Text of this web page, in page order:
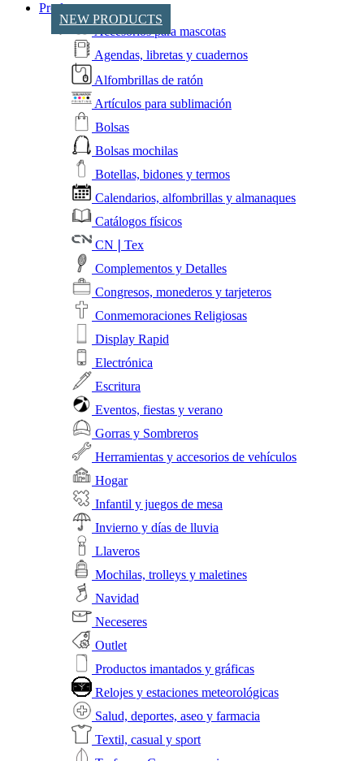
NEW PRODUCTS
Productos
Accesorios para mascotas
Agendas, libretas y cuadernos
Alfombrillas de ratón
Artículos para sublimación
Bolsas
Bolsas mochilas
Botellas, bidones y termos
Calendarios, alfombrillas y almanaques
Catálogos físicos
CN❘Tex
Complementos y Detalles
Congresos, monederos y tarjeteros
Conmemoraciones Religiosas
Display Rapid
Electrónica
Escritura
Eventos, fiestas y verano
Gorras y Sombreros
Herramientas y accesorios de vehículos
Hogar
Infantil y juegos de mesa
Invierno y días de lluvia
Llaveros
Mochilas, trolleys y maletines
Navidad
Neceseres
Outlet
Productos imantados y gráficas
Relojes y estaciones meteorológicas
Salud, deportes, aseo y farmacia
Textil, casual y sport